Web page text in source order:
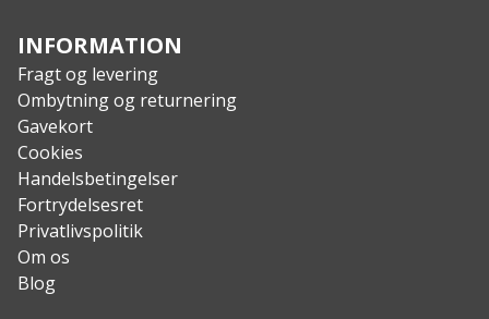
To indvendige sidelommer ved siden af ​​indgangen
Tøjlinje i det indre telt
Luftudluftning i det indre telt
Teltstænger i eloxeret aluminium
Inkluderer opbevaringsposer til telt og stænger
Specs:
Mål: 365 x 185 x 120 cm
Pakningsstørrelse: 55 x Ø20 cm
Vægt: 3,10 kg
INFORMATION
Fragt og levering
Ombytning og returnering
Gavekort
Cookies
Handelsbetingelser
Fortrydelsesret
Privatlivspolitik
Om os
Blog